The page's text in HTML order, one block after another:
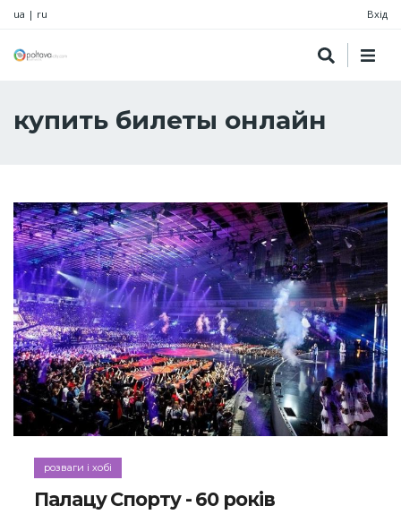
ua | ru Вхід
купить билеты онлайн
розваги і хобі
Палацу Спорту - 60 років